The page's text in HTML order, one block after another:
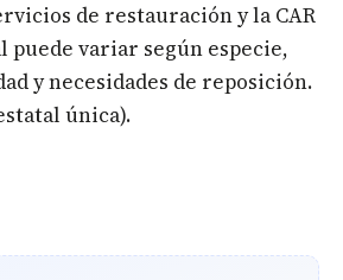
de restauración y la CAR
puede variar según especie,
y necesidades de reposición.
única).